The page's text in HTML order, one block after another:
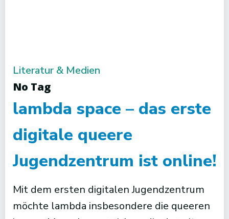
Literatur & Medien
No Tag
lambda space – das erste
digitale queere
Jugendzentrum ist online!
Mit dem ersten digitalen Jugendzentrum
möchte lambda insbesondere die queeren